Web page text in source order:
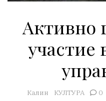
Активно
участие
Калин КУЛТУРА 0